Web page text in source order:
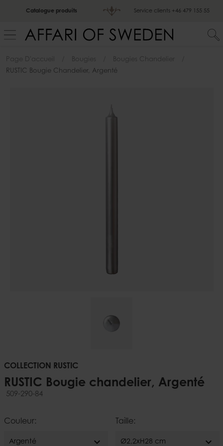
Catalogue produits Service clients +46 479 155 55
Page D'accueil Bougies
Bougies Chandelier
RUSTIC Bougie Chandelier, Argenté
COLLECTION RUSTIC
RUSTIC Bougie chandelier, Argenté
509-290-84
Couleur:
Argenté expand_more
Taille:
Ø2,2xH28 cm expand_more